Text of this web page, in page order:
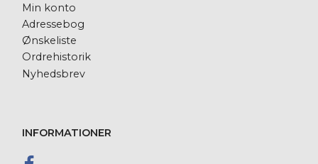
Min konto
Adressebog
Ønskeliste
Ordrehistorik
Nyhedsbrev
INFORMATIONER